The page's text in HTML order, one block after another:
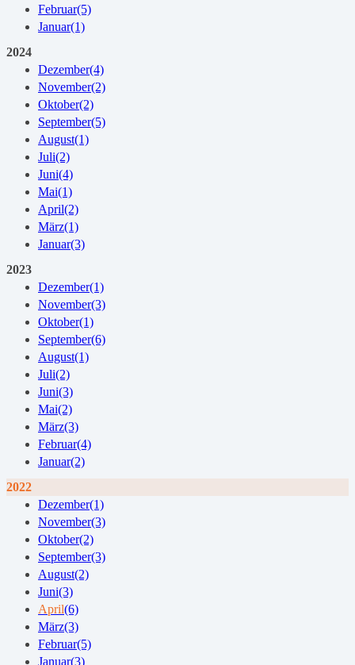
Februar(5)
Januar(1)
2024
Dezember(4)
November(2)
Oktober(2)
September(5)
August(1)
Juli(2)
Juni(4)
Mai(1)
April(2)
März(1)
Januar(3)
2023
Dezember(1)
November(3)
Oktober(1)
September(6)
August(1)
Juli(2)
Juni(3)
Mai(2)
März(3)
Februar(4)
Januar(2)
2022
Dezember(1)
November(3)
Oktober(2)
September(3)
August(2)
Juni(3)
April(6)
März(3)
Februar(5)
Januar(3)